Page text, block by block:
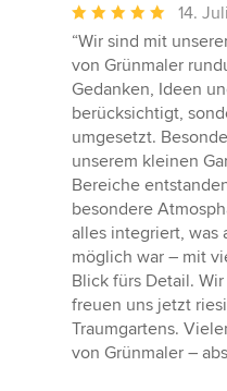
Durchschnittliche
Bewertung:
5
von
5
Sternen
14.
“Wir sind mit
von Grünmaler
Gedanken, Ideen
berücksichtigt,
umgesetzt.
unserem kleinen
Bereiche
besondere
alles integriert, was
möglich war – mit
Blick fürs Detail.
freuen uns jetzt
Traumgartens.
von Grünmaler –